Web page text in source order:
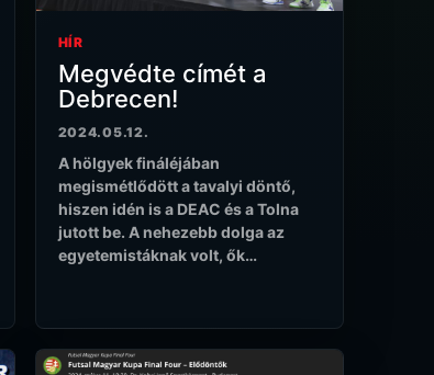
HÍR
Megvédte címét a
Debrecen!
2024.05.12.
A hölgyek fináléjában
megismétlődött a tavalyi döntő,
hiszen idén is a DEAC és a Tolna
jutott be. A nehezebb dolga az
egyetemistáknak volt, ők…